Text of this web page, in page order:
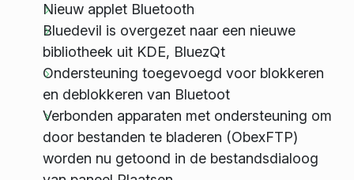
Nieuw applet Bluetooth
Bluedevil is overgezet naar een nieuwe
bibliotheek uit KDE, BluezQt
Ondersteuning toegevoegd voor blokkeren
en deblokkeren van Bluetoot
Verbonden apparaten met ondersteuning om
door bestanden te bladeren (ObexFTP)
worden nu getoond in de bestandsdialoog